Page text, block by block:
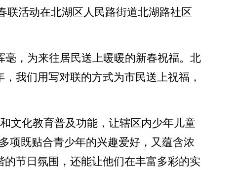
联活动在北湖区人民路街道北湖路社区
，为来往居民送上暖暖的新春祝福。北
我们用写对联的方式为市民送上祝福，
文化教育普及功能，让辖区内少年儿童
项既贴合青少年的兴趣爱好，又蕴含浓
节日氛围，还能让他们在丰富多彩的实